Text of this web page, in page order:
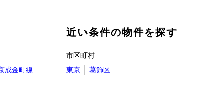
近い条件の物件を探す
成金町線
市区町村
東京
葛飾区